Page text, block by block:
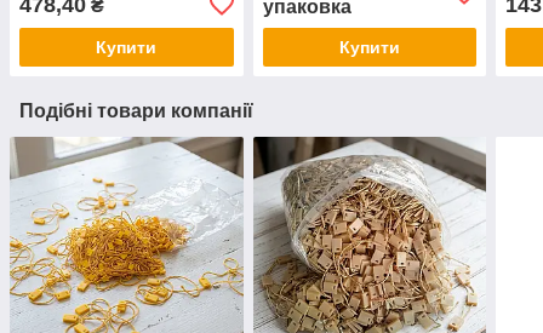
₴
Купити
упаковка
Купити
Подібні товари компанії